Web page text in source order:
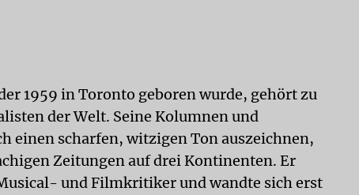
1959 in Toronto geboren wurde, gehört zu
der Welt. Seine Kolumnen und
einen scharfen, witzigen Ton auszeichnen,
Zeitungen auf drei Kontinenten. Er
und Filmkritiker und wandte sich erst